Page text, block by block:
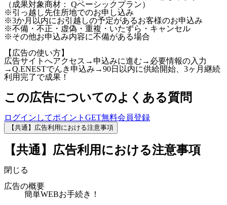
（成果対象商材： Qベーシックプラン）
※引っ越し先住所地でのお申し込み
※3か月以内にお引越しの予定があるお客様のお申込み
※不備・不正・虚偽・重複・いたずら・キャンセル
※その他お申込み内容に不備がある場合
【広告の使い方】
広告サイトへアクセス→申込みに進む→必要情報の入力
→Q.ENESTでんき申込み→90日以内に供給開始、3ヶ月継続
利用完了で成果！
この広告についてのよくある質問
ログインしてポイントGET無料会員登録
【共通】広告利用における注意事項
【共通】広告利用における注意事項
閉じる
広告の概要
簡単WEBお手続き！